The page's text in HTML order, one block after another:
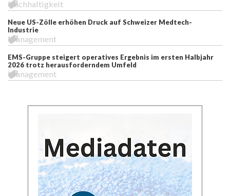
Nachhaltigkeit
Neue US-Zölle erhöhen Druck auf Schweizer Medtech-
Industrie
Management
EMS-Gruppe steigert operatives Ergebnis im ersten Halbjahr
2026 trotz herausforderndem Umfeld
Management